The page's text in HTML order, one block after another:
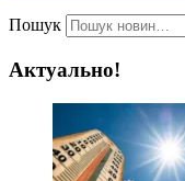
Пошук
Актуально!